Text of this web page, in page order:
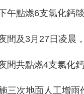
午點燃6支氯化鈣燄
間及3月27日凌晨
間共點燃4支氯化鈣
三次地面人工增雨